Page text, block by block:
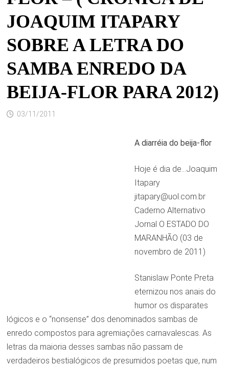
JOAQUIM ITAPARY
SOBRE A LETRA DO
SAMBA ENREDO DA
BEIJA-FLOR PARA 2012)
03/11/2011
A diarréia do beija-flor
Hoje é dia de…Joaquim
Itapary
jitapary@uol.com.br
Caderno Alternativo
Jornal O ESTADO DO
MARANHÃO (03 de
novembro de 2011)
Stanislaw Ponte Preta
eternizou nos anais do
humor os disparates
lógicos e o “nonsense” dos denominados sambas de
enredo compostos para agremiações carnavalescas. As
letras da maioria desses sambas não passam de
verdadeiros bestialógicos de presumidos poetas que, num